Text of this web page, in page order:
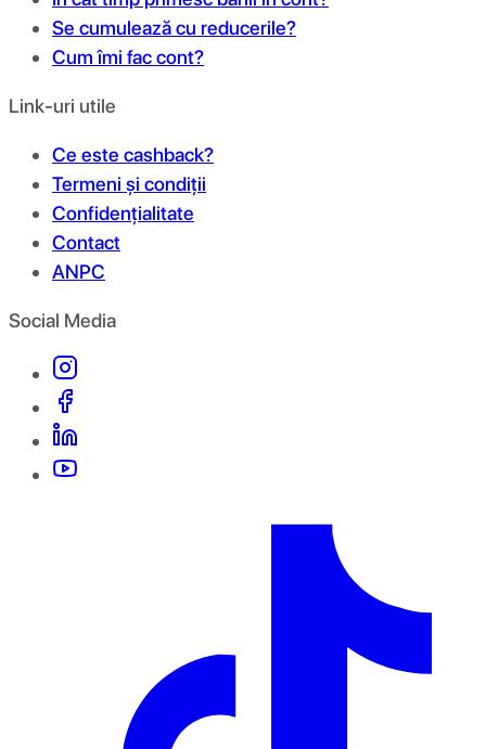
Se cumulează cu reducerile?
Cum îmi fac cont?
Link-uri utile
Ce este cashback?
Termeni și condiții
Confidențialitate
Contact
ANPC
Social Media